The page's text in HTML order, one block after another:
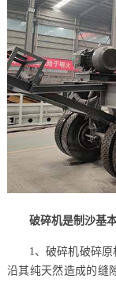
破碎机是制沙基
1、破碎机破碎
沿其纯天然造成的缝